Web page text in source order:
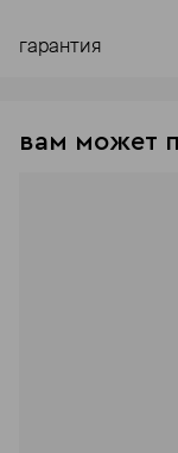
гарантия
вам может